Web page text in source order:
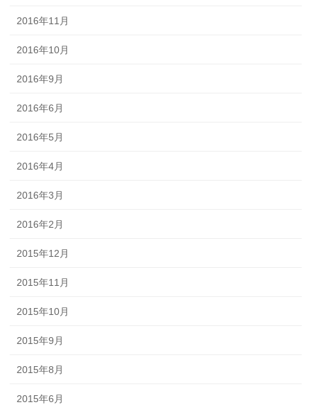
2016年11月
2016年10月
2016年9月
2016年6月
2016年5月
2016年4月
2016年3月
2016年2月
2015年12月
2015年11月
2015年10月
2015年9月
2015年8月
2015年6月